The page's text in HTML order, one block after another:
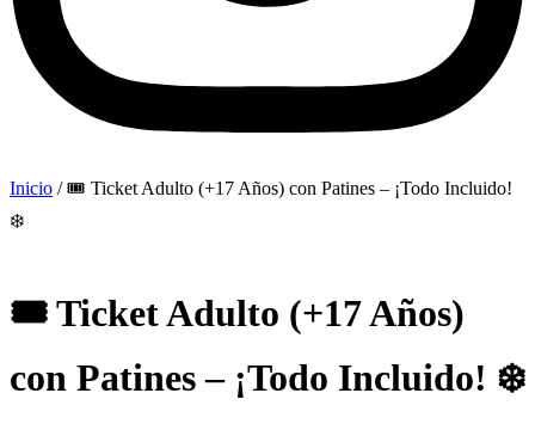
Inicio / 🎟️ Ticket Adulto (+17 Años) con Patines – ¡Todo Incluido!
❄️
🎟️ Ticket Adulto (+17 Años)
con Patines – ¡Todo Incluido! ❄️